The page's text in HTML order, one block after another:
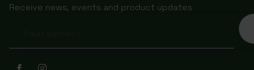
Receive news, events and product updates